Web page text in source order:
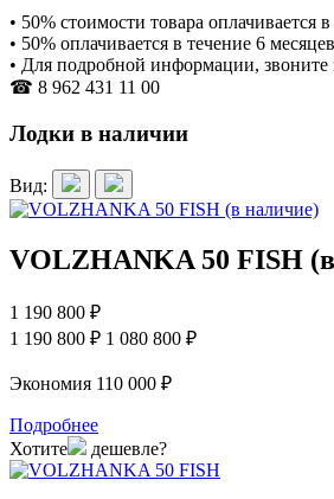
• 50% стоимости товара оплачивается
• 50% оплачивается в течение 6
• Для подробной информации, звоните
☎ 8 962 431 11 00
Лодки в наличии
Вид:
VOLZHANKA 50 FISH
1 190 800 ₽
1 190 800 ₽ 1 080 800 ₽
Экономия 110 000 ₽
Подробнее
Хотите
дешевле?